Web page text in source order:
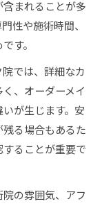
まれることが多
性や施術時間、
す。
では、詳細なカ
、オーダーメイ
が生じます。安
る場合もあるた
ることが重要で
の雰囲気、アフ